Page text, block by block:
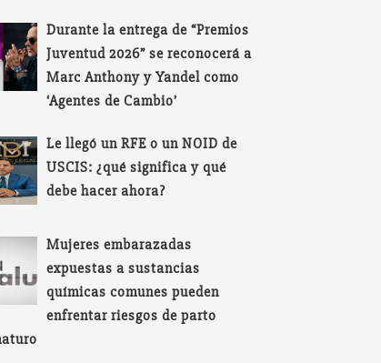
Durante la entrega de “Premios
Juventud 2026” se reconocerá a
Marc Anthony y Yandel como
‘Agentes de Cambio’
Le llegó un RFE o un NOID de
USCIS: ¿qué significa y qué
debe hacer ahora?
Mujeres embarazadas
expuestas a sustancias
químicas comunes pueden
enfrentar riesgos de parto